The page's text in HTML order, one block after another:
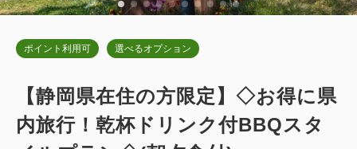
税・サービス料込
会員価格 40,400 円~
ベッド)
禁煙 54.00m 2 1~2名
デラックスキャビン キングベッド
禁煙 54.00m 1~4名
ポイント利用可 選べるオプション
【静岡県在住の方限定】◇お得に県
内旅行！乾杯ドリンク付BBQスタ